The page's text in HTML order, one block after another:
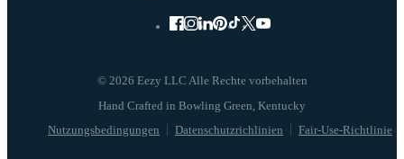
© 2026 Eezy LLC Alle Rechte vorbehalten
Nutzungsbedingungen Datenschutzrichlinien Fair-Use-Richtlinie